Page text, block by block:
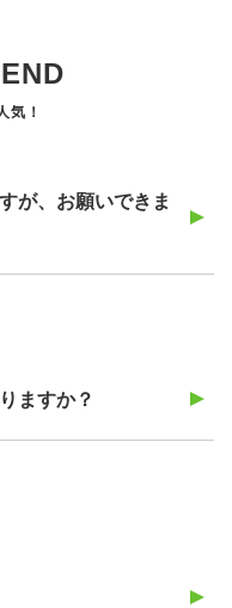
が、お願いできま
ますか？